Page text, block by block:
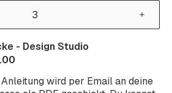
wird per Email an deine
- Design Studio